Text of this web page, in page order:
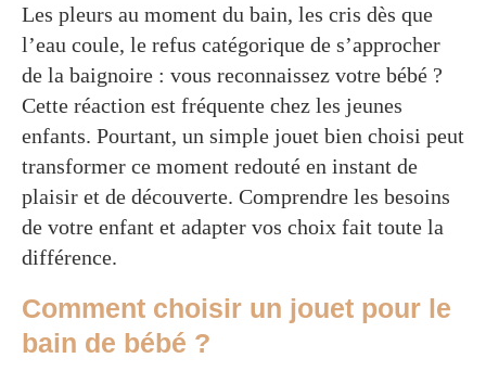
Les pleurs au moment du bain, les cris dès que
l’eau coule, le refus catégorique de s’approcher
de la baignoire : vous reconnaissez votre bébé ?
Cette réaction est fréquente chez les jeunes
enfants. Pourtant, un simple jouet bien choisi peut
transformer ce moment redouté en instant de
plaisir et de découverte. Comprendre les besoins
de votre enfant et adapter vos choix fait toute la
différence.
Comment choisir un jouet pour le
bain de bébé ?